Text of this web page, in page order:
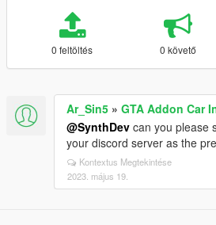
0 feltöltés 0 követő
Ar_Sin5 » GTA Addon Car
@SynthDev can you please
your discord server as the
Kontextus Megtekintése
2023. május 19.